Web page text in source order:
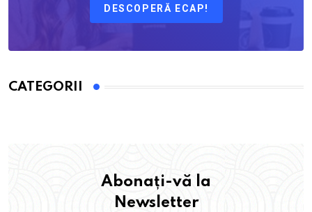
DESCOPERĂ ECAP!
CATEGORII
Abonați-vă la
Newsletter